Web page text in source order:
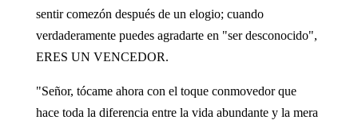
sentir comezón después de un elogio; cuando
verdaderamente puedes agradarte en "ser desconocido",
ERES UN VENCEDOR.
"Señor, tócame ahora con el toque conmovedor que
hace toda la diferencia entre la vida abundante y la mera